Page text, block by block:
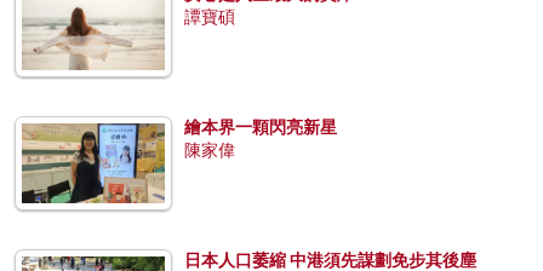
譚寶碩
繪本界一顆閃亮新星
陳家偉
日本人口萎縮 中港須先謀劃免步其後塵